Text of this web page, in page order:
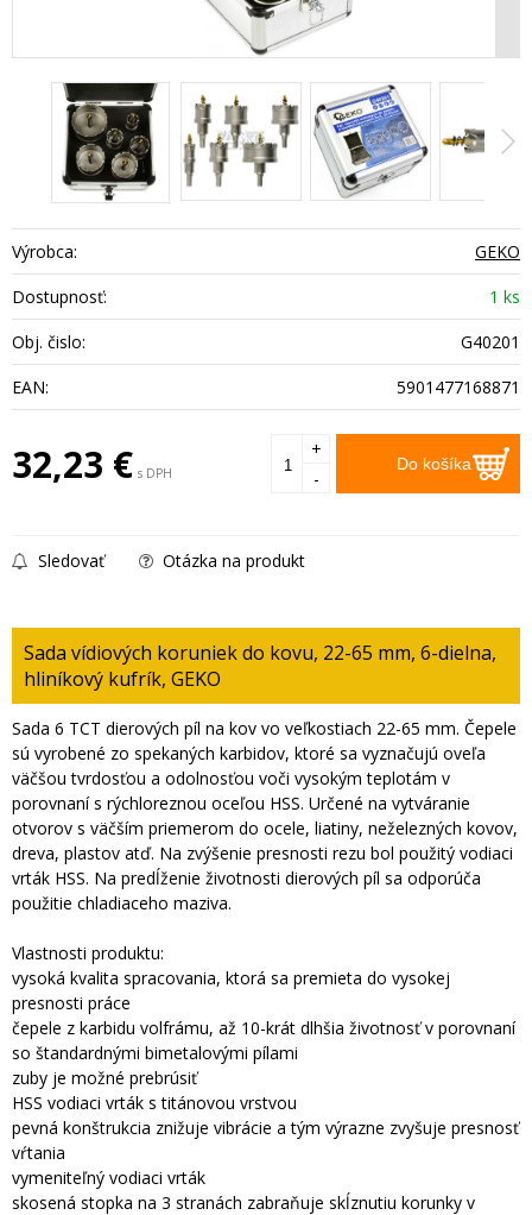
Výrobca:
GEKO
Dostupnosť:
1 ks
Obj. čislo:
G40201
EAN:
5901477168871
32,23 € s DPH Do košíka
+
-
Sledovať Otázka na produkt
Sada vídiových koruniek do kovu, 22-65 mm, 6-dielna,
hliníkový kufrík, GEKO
Sada 6 TCT dierových píl na kov vo veľkostiach 22-65 mm. Čepele
sú vyrobené zo spekaných karbidov, ktoré sa vyznačujú oveľa
väčšou tvrdosťou a odolnosťou voči vysokým teplotám v
porovnaní s rýchloreznou oceľou HSS. Určené na vytváranie
otvorov s väčším priemerom do ocele, liatiny, neželezných kovov,
dreva, plastov atď. Na zvýšenie presnosti rezu bol použitý vodiaci
vrták HSS. Na predĺženie životnosti dierových píl sa odporúča
použitie chladiaceho maziva.
Vlastnosti produktu:
vysoká kvalita spracovania, ktorá sa premieta do vysokej
presnosti práce
čepele z karbidu volfrámu, až 10-krát dlhšia životnosť v porovnaní
so štandardnými bimetalovými pílami
zuby je možné prebrúsiť
HSS vodiaci vrták s titánovou vrstvou
pevná konštrukcia znižuje vibrácie a tým výrazne zvyšuje presnosť
vŕtania
vymeniteľný vodiaci vrták
skosená stopka na 3 stranách zabraňuje skĺznutiu korunky v